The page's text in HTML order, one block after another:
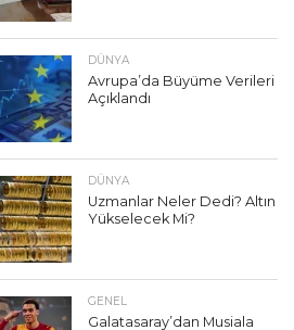
DÜNYA
Avrupa’da Büyüme Verileri
Açıklandı
DÜNYA
Uzmanlar Neler Dedi? Altın
Yükselecek Mi?
GENEL
Galatasaray’dan Musiala